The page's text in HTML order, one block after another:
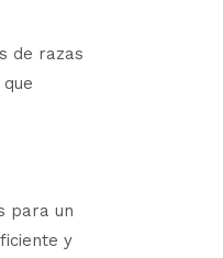
de razas
para un
y